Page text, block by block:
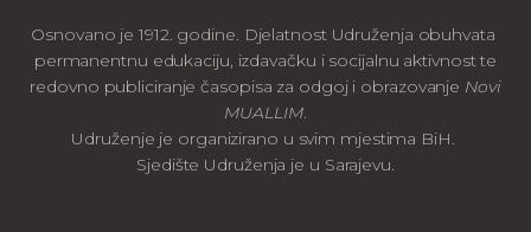
Osnovano je 1912. godine. Djelatnost Udruženja obuhvata
permanentnu edukaciju, izdavačku i socijalnu aktivnost te
redovno publiciranje časopisa za odgoj i obrazovanje Novi
MUALLIM.
Udruženje je organizirano u svim mjestima BiH.
Sjedište Udruženja je u Sarajevu.